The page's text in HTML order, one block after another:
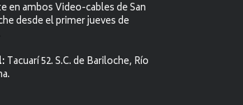
en ambos Video-cables de San
desde el primer jueves de
Tacuarí 52. S.C. de Bariloche, Río